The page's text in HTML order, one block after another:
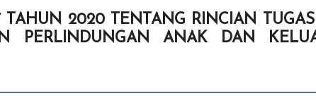
TAHUN 2020 TENTANG RINCIAN
PERLINDUNGAN ANAK DAN